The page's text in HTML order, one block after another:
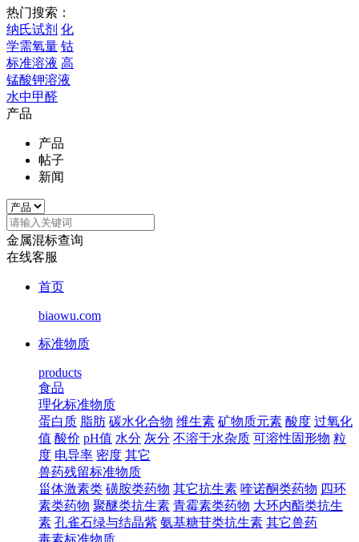
热门搜索：
纳氏试剂 化
学需氧量 钴
标准溶液 高
锰酸钾溶液
水中甲醛
产品
产品
帖子
新闻
金属混标查询
在线客服
首页
biaowu.com
标准物质
products
食品
理化标准物质
蛋白质 脂肪 碳水化合物 维生素 矿物质元素 酸度 过氧化
值 酸价 pH值 水分 灰分 不溶于水杂质 可溶性固形物 粒
度 电导率 密度 其它
兽药残留标准物质
甾体激素类 磺胺类药物 其它抗生素 喹诺酮类药物 四环
素类药物 聚醚类抗生素 青霉素类药物 大环内酯类抗生
素 孔雀石绿与结晶紫 氨基糖苷类抗生素 其它兽药
毒素标准物质